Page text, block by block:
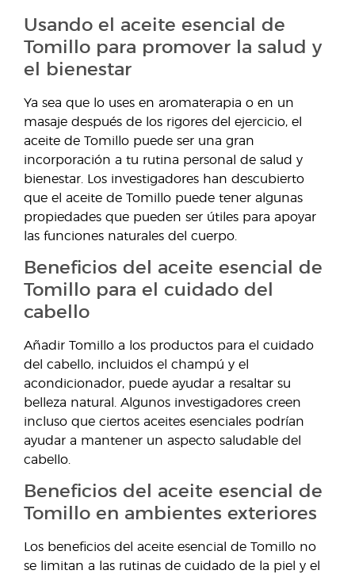
Usando el aceite esencial de
Tomillo para promover la salud y
el bienestar
Ya sea que lo uses en aromaterapia o en un
masaje después de los rigores del ejercicio, el
aceite de Tomillo puede ser una gran
incorporación a tu rutina personal de salud y
bienestar. Los investigadores han descubierto
que el aceite de Tomillo puede tener algunas
propiedades que pueden ser útiles para apoyar
las funciones naturales del cuerpo.
Beneficios del aceite esencial de
Tomillo para el cuidado del
cabello
Añadir Tomillo a los productos para el cuidado
del cabello, incluidos el champú y el
acondicionador, puede ayudar a resaltar su
belleza natural. Algunos investigadores creen
incluso que ciertos aceites esenciales podrían
ayudar a mantener un aspecto saludable del
cabello.
Beneficios del aceite esencial de
Tomillo en ambientes exteriores
Los beneficios del aceite esencial de Tomillo no
se limitan a las rutinas de cuidado de la piel y el